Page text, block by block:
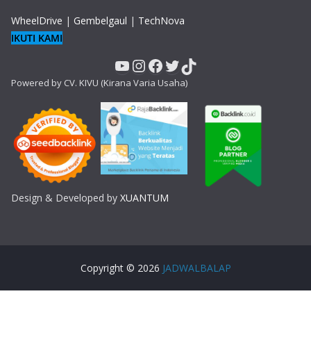
WheelDrive | Gembelgaul | TechNova
IKUTI KAMI
YouTube
Instagram
Facebook
Twitter
TikTok
Powered by CV. KIVU (Kirana Varia Usaha)
Design & Developed by XUANTUM
Copyright © 2026 JADWALBALAP